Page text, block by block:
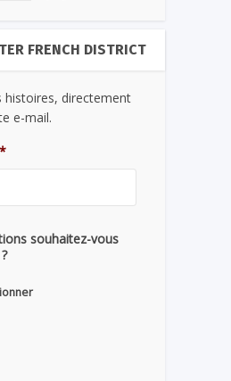
FRENCH DISTRICT
histoires, directement
e-mail.
*
souhaitez-vous